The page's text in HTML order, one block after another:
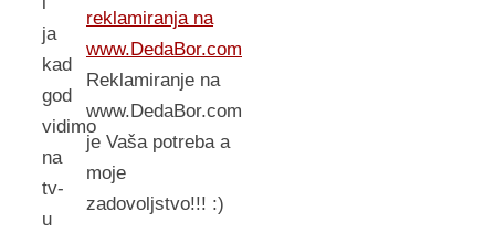
ja
kad
god
vidimo
na
tv-
u
reklamiranja na
www.DedaBor.com
Reklamiranje na
www.DedaBor.com
je Vaša potreba a
moje
zadovoljstvo!!! :)